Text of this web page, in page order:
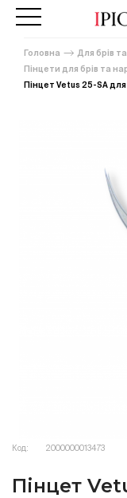
Головна
Для брів та
Пінцети для брів та
Пінцет Vetus 25-SA
Код: 2000000013473
Пінцет